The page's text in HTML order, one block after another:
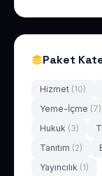
Paket
Hizmet (10)
Yeme-İçme (7)
Hukuk (3)
Tanıtım (2)
Yayıncılık (1)